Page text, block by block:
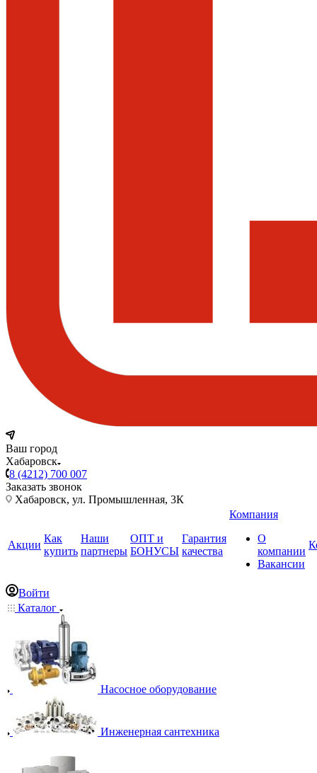
Ваш город
Хабаровск
8 (4212) 700 007
Заказать звонок
Хабаровск, ул. Промышленная, 3К
Акции
Как
купить
Наши
партнеры
ОПТ и
БОНУСЫ
Гарантия
качества
Компания
О
компании
Вакансии
Войти
Каталог
Насосное оборудование
Инженерная сантехника